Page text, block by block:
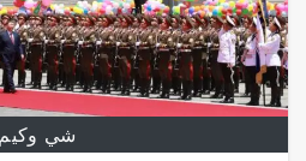
شي وكيم